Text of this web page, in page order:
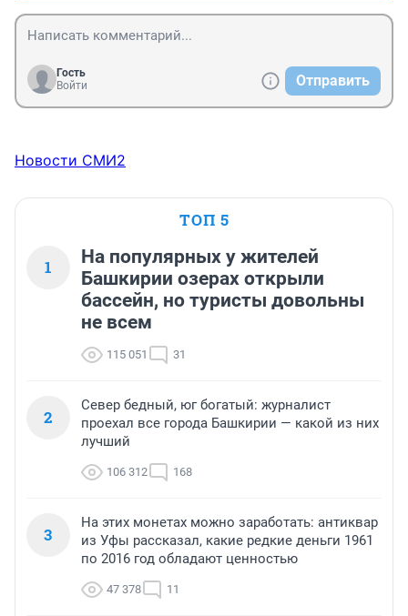
Гость
Войти
Отправить
Новости СМИ2
ТОП 5
1
На популярных у жителей
Башкирии озерах открыли
бассейн, но туристы довольны
не всем
115 051 31
2
Север бедный, юг богатый: журналист
проехал все города Башкирии — какой из них
лучший
106 312 168
3
На этих монетах можно заработать: антиквар
из Уфы рассказал, какие редкие деньги 1961
по 2016 год обладают ценностью
47 378 11